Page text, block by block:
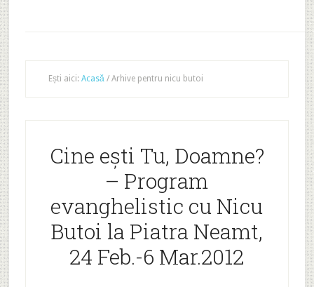
Ești aici: Acasă /Arhive pentru nicu butoi
Cine ești Tu, Doamne?
– Program
evanghelistic cu Nicu
Butoi la Piatra Neamt,
24 Feb.-6 Mar.2012